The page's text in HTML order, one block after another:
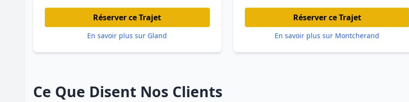
Réserver ce Trajet
En savoir plus sur Gland
Réserver ce Trajet
En savoir plus sur Montcherand
Ce Que Disent Nos Clients